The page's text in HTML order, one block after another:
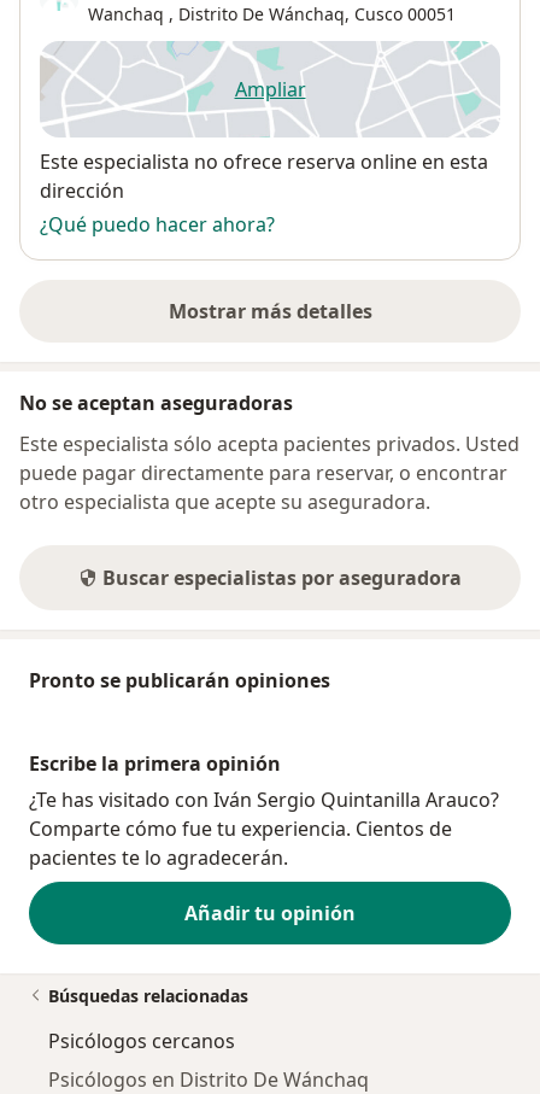
Wanchaq , Distrito De Wánchaq, Cusco 00051
Ampliarse abre en una nueva
Disponibilidad
Este especialista no ofrece reserva online en esta
dirección
¿Qué puedo hacer ahora?
Mostrar más detalles
sobre la dirección
No se aceptan aseguradoras
Este especialista sólo acepta pacientes privados. Usted
puede pagar directamente para reservar, o encontrar
otro especialista que acepte su aseguradora.
Buscar especialistas por aseguradora
Pronto se publicarán opiniones
Escribe la primera opinión
¿Te has visitado con Iván Sergio Quintanilla Arauco?
Comparte cómo fue tu experiencia. Cientos de
pacientes te lo agradecerán.
Añadir tu opinión
Búsquedas relacionadas
Psicólogos cercanos
Psicólogos en Distrito De Wánchaq